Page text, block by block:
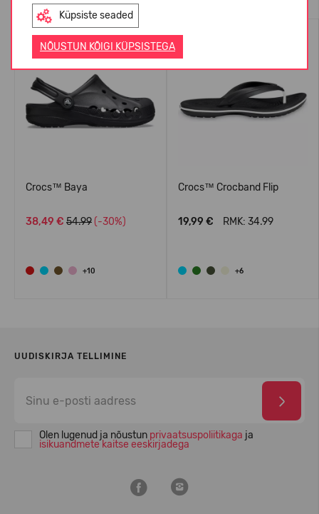
Küpsiste seaded
NÕUSTUN KÕIGI KÜPSISTEGA
ENIMMÜÜDUD
Crocs™ Baya
38,49 € 54.99 (-30%)
+10
Crocs™ Crocband Flip
19,99 € RMK: 34.99
+6
UUDISKIRJA TELLIMINE
Olen lugenud ja nõustun privaatsuspoliitikaga ja
isikuandmete kaitse eeskirjadega